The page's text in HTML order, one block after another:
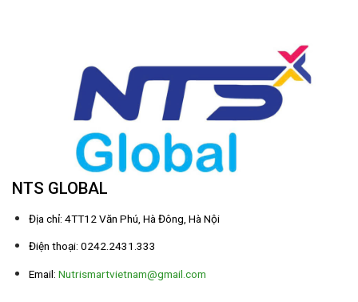
NTS GLOBAL
Địa chỉ: 4TT12 Văn Phú, Hà Đông, Hà Nội
Điện thoại: 0242.2431.333
Email: Nutrismartvietnam@gmail.com